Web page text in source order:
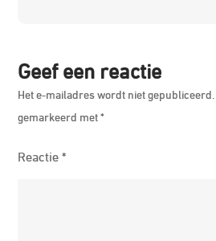
Geef een reactie
Het e-mailadres wordt niet gepubliceerd.
gemarkeerd met*
Reactie*